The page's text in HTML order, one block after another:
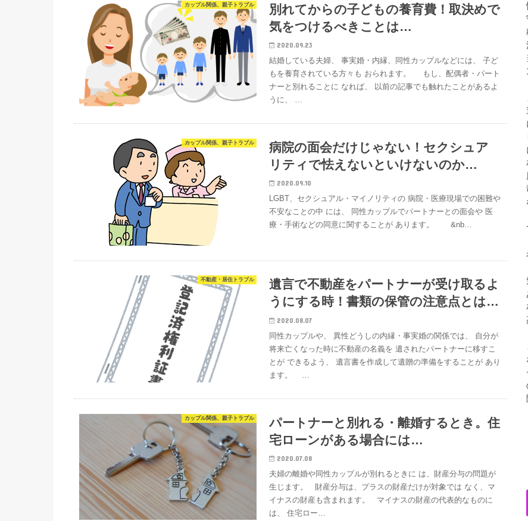
カップル関係、親子トラブル
別れてからの子どもの養育費！取決めで
気をつけるべきことは…
2020.09.23
結婚している夫婦、 事実婚・内縁、同性カップルなどには、 子ど
もを養育されている方々も おられます。 もし、配偶者・パート
ナーと別れることに なれば、 以前の記事でも触れたことがあるよ
うに、 …
カップル関係、親子トラブル
病院の面会だけじゃない！セクシュア
リティで怯えないといけないのか…
2020.09.10
LGBT、セクシュアル・マイノリティの 病院・医療現場での困難や
不安なことの中 には、 同性カップルでパートナーとの面会や 医
療・手術などの同意に関することが あります。 &nb…
不動産・居住トラブル
遺言で不動産をパートナーが受け取るよ
うにする時！書類の保管の注意点とは…
2020.08.07
同性カップルや、 異性どうしの内縁・事実婚の関係では、 自分が
将来亡くなった時に不動産の名義を 遺されたパートナーに移すこ
とが できるよう、 遺言書を作成して遺贈の準備をすることが あり
ます。 …
カップル関係、親子トラブル
パートナーと別れる・離婚するとき。住
宅ローンがある場合には…
2020.07.08
夫婦の離婚や同性カップルが別れるときに は、財産分与の問題が
生じます。 財産分与は、プラスの財産だけが対象では なく、マ
イナスの財産も含まれます。 マイナスの財産の代表的なものに
は、 住宅ロー…